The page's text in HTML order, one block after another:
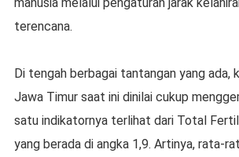
terencana.
Di tengah berbagai tantangan yang ada,
Jawa Timur saat ini dinilai cukup
satu indikatornya terlihat dari Total
yang berada di angka 1,9. Artinya, rata-